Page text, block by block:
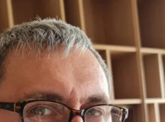
царапин. Полы,
Системы для локального